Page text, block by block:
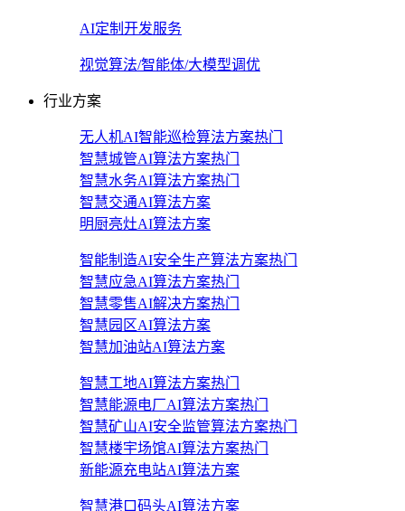
AI定制开发服务
视觉算法/智能体/大模型调优
行业方案
无人机AI智能巡检算法方案热门
智慧城管AI算法方案热门
智慧水务AI算法方案热门
智慧交通AI算法方案
明厨亮灶AI算法方案
智能制造AI安全生产算法方案热门
智慧应急AI算法方案热门
智慧零售AI解决方案热门
智慧园区AI算法方案
智慧加油站AI算法方案
智慧工地AI算法方案热门
智慧能源电厂AI算法方案热门
智慧矿山AI安全监管算法方案热门
智慧楼宇场馆AI算法方案热门
新能源充电站AI算法方案
智慧港口码头AI算法方案